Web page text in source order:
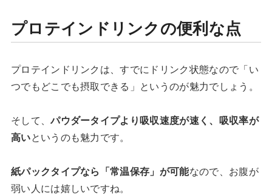
プロテインドリンクの便利な点
プロテインドリンクは、すでにドリンク状態なので「い
つでもどこでも摂取できる」というのが魅力でしょう。
そして、パウダータイプより吸収速度が速く、吸収率が
高いというのも魅力です。
紙パックタイプなら「常温保存」が可能なので、お腹が
弱い人には嬉しいですね。